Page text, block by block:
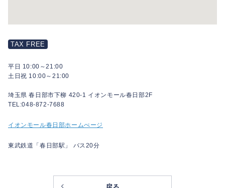
TAX FREE
平日 10:00～21:00
土日祝 10:00～21:00
埼玉県 春日部市下柳 420-1 イオンモール春日部2F
TEL:048-872-7688
イオンモール春日部ホームぺージ
東武鉄道「春日部駅」 バス20分